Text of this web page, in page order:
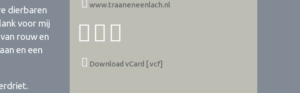
dierbaren
voor mij
rouw en
en een
www.traaneneenlach.nl
Download vCard [.vcf]